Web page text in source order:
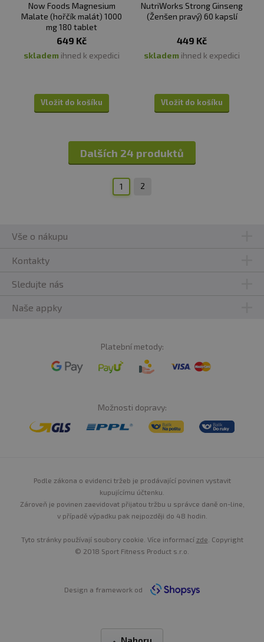
Now Foods Magnesium
Malate (hořčík malát) 1000
mg 180 tablet
649 Kč
skladem ihned k expedici
Vložit do košíku
NutriWorks Strong Ginseng
(Ženšen pravý) 60 kapslí
449 Kč
skladem ihned k expedici
Vložit do košíku
1 2
Dalších 24 produktů
Vše o nákupu
Kontakty
Sledujte nás
Naše appky
Platební metody:
Možnosti dopravy:
Podle zákona o evidenci tržeb je prodávající povinen vystavit
kupujícímu účtenku.
Zároveň je povinen zaevidovat přijatou tržbu u správce daně on-line,
v případě výpadku pak nejpozději do 48 hodin.
Tyto stránky používají soubory cookie. Více informací zde . Copyright
© 2018 Sport Fitness Product s.r.o.
Design a framework od